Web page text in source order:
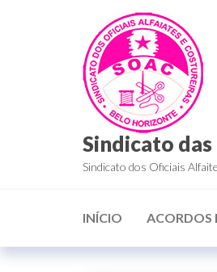
Sindicato
Sindicato dos Oficiais
INÍCIO ACORDOS